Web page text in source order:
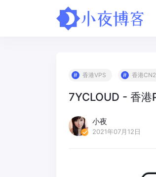
香港VPS 香港CN2
7YCLOUD - 香港
小夜
2021年07月12日